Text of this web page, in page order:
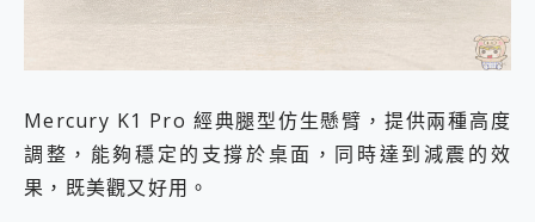
Mercury K1 Pro 經典腿型仿生懸臂，提供兩種高度
調整，能夠穩定的支撐於桌面，同時達到減震的效
果，既美觀又好用。